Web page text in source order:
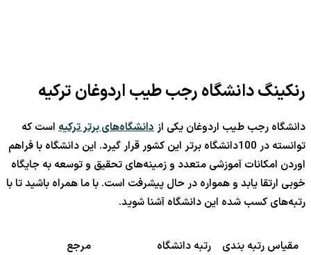
رنکینگ دانشگاه رجب طیب اردوغان ترکیه
دانشگاه رجب طیب اردوغان یکی از دانشگاه‌های برتر ترکیه است که
توانسته در 100دانشگاه برتر این کشور قرار گیرد. این دانشگاه با فراهم
اوردن امکانات آموزشی متعدد و زمینه‌های تحقیق و توسعه به جایگاه
خوبی ارتقا یابد و همواره در حال پیشرفت است. با ما همراه باشید تا با
رتبه‌های کسب شده این دانشگاه آشنا شوید.
مقیاس رتبه بندی رتبه دانشگاه مرجع